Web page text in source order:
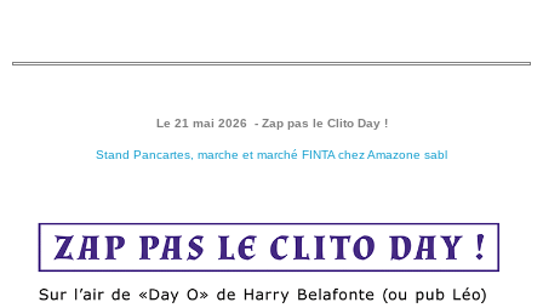
Le 21 mai 2026 - Zap pas le Clito Day !
Stand Pancartes, marche et marché FINTA chez Amazone sabl